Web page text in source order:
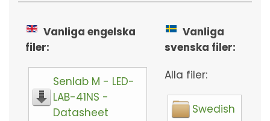
Vanliga engelska
filer:
Senlab M - LED-
LAB-41NS -
Datasheet
Vanliga
svenska filer:
Alla filer:
Swedish